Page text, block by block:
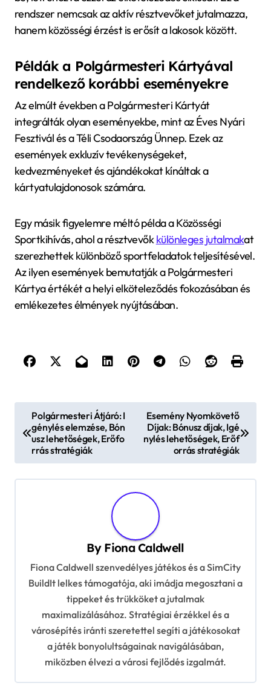
rendszer nemcsak az aktív résztvevőket jutalmazza,
hanem közösségi érzést is erősít a lakosok között.
Példák a Polgármesteri Kártyával
rendelkező korábbi eseményekre
Az elmúlt években a Polgármesteri Kártyát
integrálták olyan eseményekbe, mint az Éves Nyári
Fesztivál és a Téli Csodaország Ünnep. Ezek az
események exkluzív tevékenységeket,
kedvezményeket és ajándékokat kínáltak a
kártyatulajdonosok számára.
Egy másik figyelemre méltó példa a Közösségi
Sportkihívás, ahol a résztvevőkkülönleges jutalmakat
szerezhettek különböző sportfeladatok teljesítésével.
Az ilyen események bemutatják a Polgármesteri
Kártya értékét a helyi elköteleződés fokozásában és
emlékezetes élmények nyújtásában.
o
Polgármesteri Átjáró: I
génylés elemzése, Bón
usz lehetőségek, Erőfo
rrás stratégiák
Esemény Nyomkövető
Díjak: Bónusz díjak, Igé
nylés lehetőségek, Erőf
orrás stratégiák
By Fiona Caldwell
Fiona Caldwell szenvedélyes játékos és a SimCity
BuildIt lelkes támogatója, aki imádja megosztani a
tippeket és trükköket a jutalmak
maximalizálásához. Stratégiai érzékkel és a
városépítés iránti szeretettel segíti a játékosokat
a játék bonyolultságainak navigálásában,
miközben élvezi a városi fejlődés izgalmát.